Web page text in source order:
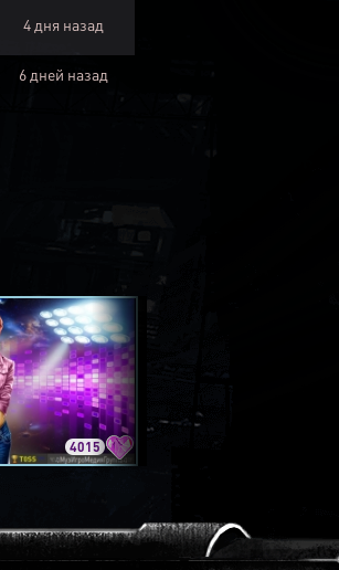
4 дня назад
6 дней назад
4015